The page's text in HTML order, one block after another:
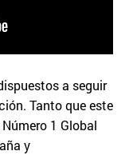
a seguir
Tanto que este
1 Global
y